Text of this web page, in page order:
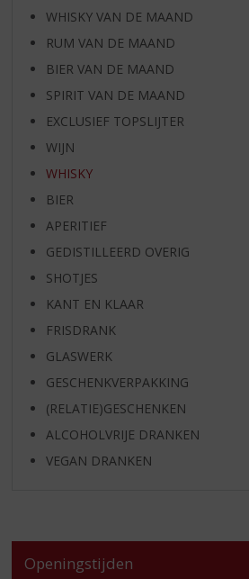
WHISKY VAN DE MAAND
RUM VAN DE MAAND
BIER VAN DE MAAND
SPIRIT VAN DE MAAND
EXCLUSIEF TOPSLIJTER
WIJN
WHISKY
BIER
APERITIEF
GEDISTILLEERD OVERIG
SHOTJES
KANT EN KLAAR
FRISDRANK
GLASWERK
GESCHENKVERPAKKING
(RELATIE)GESCHENKEN
ALCOHOLVRIJE DRANKEN
VEGAN DRANKEN
Openingstijden